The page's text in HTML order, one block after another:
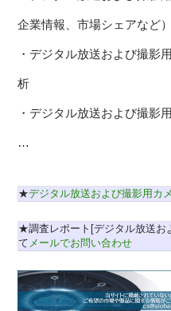
企業情報、市場シェアなど）
・デジタル放送および撮影
析
・デジタル放送および撮影
…
★デジタル放送および撮影用カ
★調査レポート[デジタル放送お
て メールでお問い合わせ